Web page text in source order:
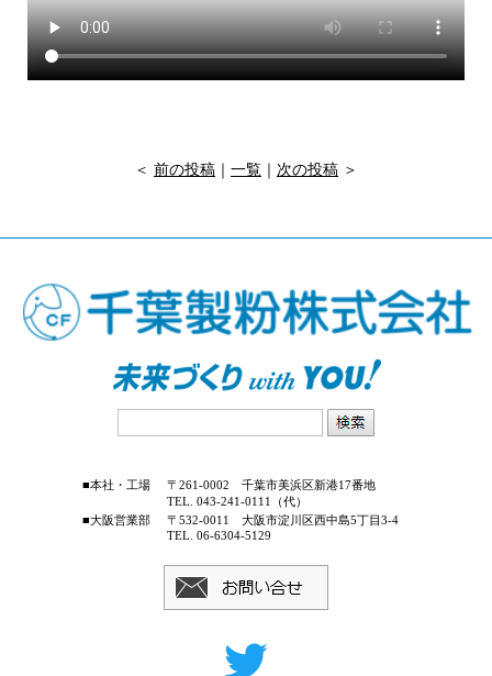
＜ 前の投稿 一覧 次の投稿 ＞
■本社・工場
〒261-0002 千葉市美浜区新港17番地
TEL. 043-241-0111（代）
■大阪営業部
〒532-0011 大阪市淀川区西中島5丁目3-4
TEL. 06-6304-5129